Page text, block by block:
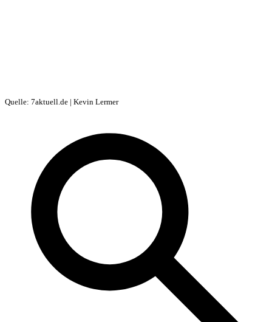
Quelle: 7aktuell.de | Kevin Lermer